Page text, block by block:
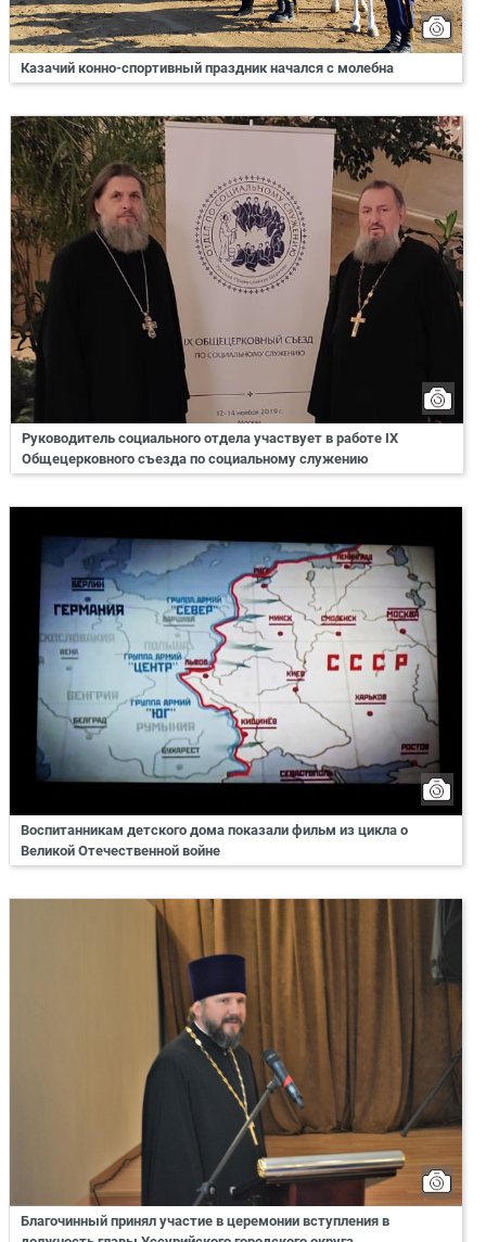
Казачий конно-спортивный праздник начался с молебна
Руководитель социального отдела участвует в работе IX
Общецерковного съезда по социальному служению
Воспитанникам детского дома показали фильм из цикла о
Великой Отечественной войне
Благочинный принял участие в церемонии вступления в